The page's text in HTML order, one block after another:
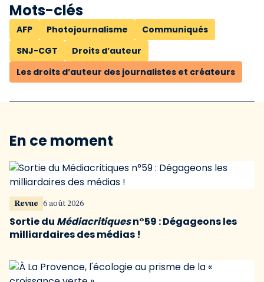
Mots-clés
AFP Photojournalisme
Communiqués
SNJ-CGT
Droits d’auteur
Les droits d’auteur des journalistes et créateurs
En ce moment
Revue 6 août 2026
Sortie du Médiacritiquesn°59 : Dégageons les
milliardaires des médias !